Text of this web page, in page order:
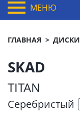
МЕНЮ
ГЛАВНАЯ ДИСКИ
SKAD
TITAN
Серебристый